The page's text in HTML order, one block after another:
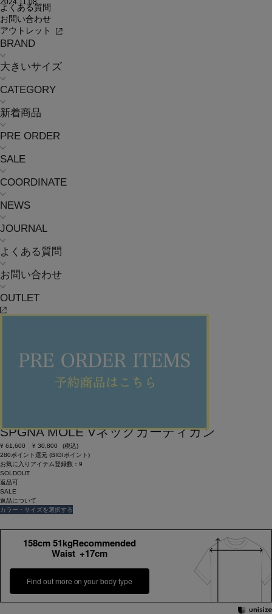
よくある質問
お問い合わせ
アウトレット
BRAND
大きいサイズ
CATEGORY
新着商品
PRE ORDER
SALE
COORDINATE
NEWS
JOURNAL
よくある質問
お問い合わせ
OUTLET
SPGNA MOLE Vネックカーディガン
¥ 61,600 ¥ 30,800
(税込)
280ポイント還元 (BIGIポイント)
お気に入りアイテム登録数： 9
SOLDOUT
返品可
SALE
返品について
カラー・サイズを選択する
158cm 51kgRecommended
Waist +17cm
Find out more on your body type